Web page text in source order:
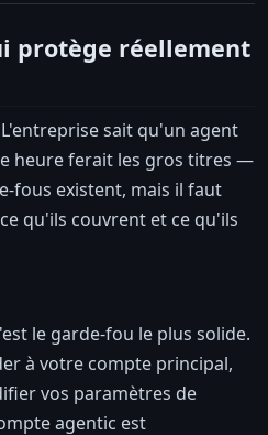
protège réellement
sait qu'un agent
heure ferait les gros titres —
fous existent, mais il faut
qu'ils couvrent et ce qu'ils
le garde-fou le plus solide.
à votre compte principal,
vos paramètres de
agentic est